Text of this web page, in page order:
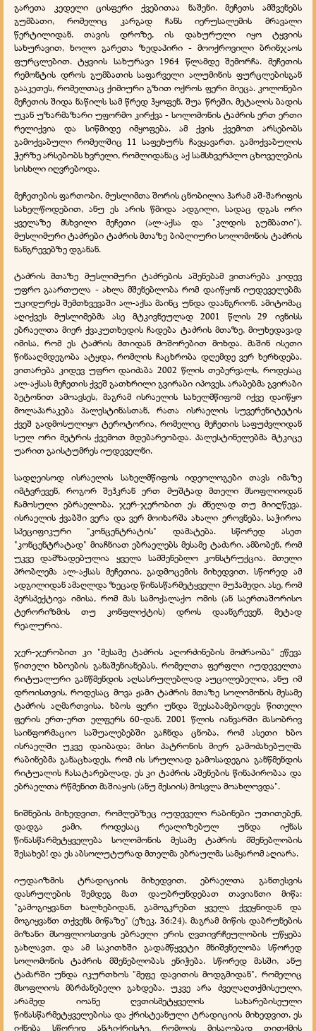
გარეთა კედელი ცისფერი ქვებითაა ნაშენი. მეჩეთს ამშვენებს
გუმბათი, რომელიც კარგად ჩანს იერუსალემის მრავალი
წერტილიდან. თავის დროზე, ის დახურული იყო ტყვიის
სახურავით, ხოლო გარეთა ზედაპირი - მოოქროვილი ბრინჯაოს
ფურცლებით. ტყვიის სახურავი 1964 წლამდე შემორჩა. მეჩეთის
რემონტის დროს გუმბათის საფარველი ალუმინის ფურცლებისგან
გააკეთეს, რომელთაც ქიმიური გზით ოქროს ფერი მიეცა. კოლონები
მეჩეთის შიდა ნაწილს სამ წრედ ჰყოფენ. შუა წრეში, მეტალის ბადის
უკან უზარმაზარი უფორმო კირქვა - სოლომონის ტაძრის ერთ ერთი
რელიქვია და სიწმიდე იმყოფება. ამ ქვის ქვემოთ არსებობს
გამოქვაბული რომელშიც 11 საფეხურს ჩავყავართ. გამოქვაბულის
ჭერზე არსებობს ხვრელი, რომლიდანაც აქ სამსხვერპლო ცხოველების
სისხლი იღვრებოდა.
მეჩეთების ფართობი, მუსლიმთა შორის ცნობილია ჰარამ აშ-შარიფის
სახელწოდებით, ანუ ეს არის წმიდა ადგილი, სადაც დგას ორი
ყველაზე მსხვილი მეჩეთი (ალ-აქსა და "კლდის გუმბათი").
მუსლიმური ტაძრები ტაძრის მთაზე ბიბლიური სოლომონის ტაძრის
ნანგრევებზე დგანან.
ტაძრის მთაზე მუსლიმური ტაძრების აშენებამ ვითარება კიდევ
უფრო გაართულა - ახლა მშენებლობა რომ დაიწყონ იუდეველებმა
უკიდურეს შემთხვევაში ალ-აქსა მაინც უნდა დაანგრიონ. ამიტომაც
აღიქვეს მუსლიმებმა ასე მტკივნეულად 2001 წლის 29 ივნისს
ებრაელთა მიერ ქვაკუთხედის ჩადება ტაძრის მთაზე, მიუხედავად
იმისა, რომ ეს ტაძრის მთიდან მოშორებით მოხდა. მაშინ ისეთი
წინააღმდეგობა ატყდა, რომლის ჩაცხრობა დღემდე ვერ ხერხდება.
ვითარება კიდევ უფრო დაიძაბა 2002 წლის თებერვალს, როდესაც
ალ-აქსას მეჩეთის ქვეშ გათხრილი გვირაბი იპოვეს. არაბებმა გვირაბი
ბეტონით ამოავსეს, მაგრამ ისრაელის სახელმწიფომ იქვე დაიწყო
მოლაპარაკება პალესტინასთან, რათა ისრაელის სუვერენიტეტის
ქვეშ გადმოსულიყო ტეროტორია, რომელიც მეჩეთის საფუძვლიდან
სულ ორი მეტრის ქვემოთ მდებარეობდა. პალესტინელებმა მტკიცე
უარით გაისტუმრეს იუდეველნი.
სადღეისოდ ისრაელის სახელმწიფოს იდეოლოგები თავს იმაზე
იმტვრევენ, როგორ შეჰკრან ერთ მუშტად მთელი მსოფლიოდან
ჩამოსული ებრაელობა. ჯერ-ჯერობით ეს ძნელად თუ მიიღწევა.
ისრაელის ქვაბში ვერა და ვერ მოიხარშა ახალი ეროვნება, საჭიროა
სპეციფიკური "კონცენტრატის" დამატება. სწორედ ასეთ
"კონცენტრატად" მიაჩნიათ ებრაელებს მესამე ტაძარი. ამბობენ, რომ
უკვე დამზადებულია ყველა სამშენებლო კონსტრუქცია. მთელი
პრობლემა ალ-აქსას მეჩეთია. გადმოცემის მიხედვით, სწორედ ამ
ადგილიდან ამაღლდა ზეცად წინასწარმეტყველი მუჰამედი. ასე, რომ
პერსპექტივა იმისა, რომ მას სამოქალაქო ომის (ან საერთაშორისო
ტერორიზმის თუ კონფლიქტის) დროს დაანგრევენ, მეტად
რეალურია.
ჯერ-ჯერობით კი "მესამე ტაძრის აღორძინების მოძრაობა" ეწევა
წითელი ხბოების განაშენიანებას, რომელთა ფერფლი იუდეველთა
რიტუალური განწმენდის აღსასრულებლად აუცილებელია, ანუ იმ
დროისთვის, როდესაც მოვა ჟამი ტაძრის მთაზე სოლომონის მესამე
ტაძრის აღმართვისა. ხბოს ფერი უნდა შეესაბამებოდეს წითელი
ფერის ერთ-ერთ ელფერს 60-დან. 2001 წლის იანვარში მასობრივ
საინფორმაციო საშუალებებში გაჩნდა ცნობა, რომ ასეთი ხბო
ისრაელში უკვე დაიბადა; მისი პატრონის მიერ გამოძახებულმა
რაბინებმა განაცხადეს, რომ ის სრულიად გამოსადეგია განწმენდის
რიტუალის ჩასატარებლად, ეს კი ტაძრის აშენების წინაპირობაა და
ებრაელთა რწმენით მაშიაყის (ანუ მესიის) მოსვლა მოახლოვდა".
ნიშნების მიხედვით, რომლებზეც იუდეველი რაბინები უთითებენ,
დადგა ჟამი, როდესაც რეალიზებულ უნდა იქნას
წინასწარმეტყველება სოლომონის მესამე ტაძრის მშენებლობის
შესახებ! და ეს აბსოლუტურად მთელმა ებრაულმა სამყარომ აღიარა.
იუდაიზმის ტრადიციის მიხედვით, ებრაელთა განთესვის
დასრულების შემდეგ მათ დაუბრუნდებათ თავიანთი მიწა:
"გამოგიყვანთ ხალხებიდან, გამოგკრებთ ყველა ქვეყნიდან და
მოგიყვანთ თქვენს მიწაზე" (ეზეკ. 36:24). მაგრამ მიწის დაბრუნების
მიზანი მსოფლიოსთვის ებრაელი ერის ღვთივრჩეულობის უწყება
გახლავთ, და ამ საკითხში გადამწყვეტი მნიშვნელობა სწორედ
სოლომონის ტაძრის მშენებლობას ენიჭება. სწორედ მასში, ანუ
ტაძარში უნდა იკურთხოს "მეფე დავითის მოდგმიდან", რომელიც
მსოფლიოს მბრძანებელი გახდება. უკვე არა ძველაღთქმისეული,
არამედ იოანე ღვთისმეტყველის სახარებისეული
წინასწარმეტყველებისა და ქრისტეანული ტრადიციის მიხედვით, ეს
იქნება სწორედ ანტიქრისტე, რომლის მისაღებად თითქმის